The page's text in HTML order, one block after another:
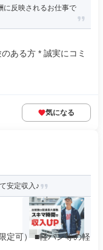
に反映されるお仕事で
ある方 * 誠実にコミ
気になる
安定収入♪
定可） ■軽バン等の軽